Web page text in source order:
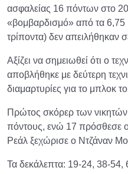
ασφαλείας 16 πόντων στο
«βομβαρδισμό» από τα 6,75
τρίποντα) δεν απειλήθηκαν
Αξίζει να σημειωθεί ότι ο
αποβλήθηκε με δεύτερη
διαμαρτυρίες για το μπλοκ
Πρώτος σκόρερ των
πόντους, ενώ 17 πρόσθεσε
Ρεάλ ξεχώρισε ο Ντζάναν
Τα δεκάλεπτα: 19-24, 38-54,